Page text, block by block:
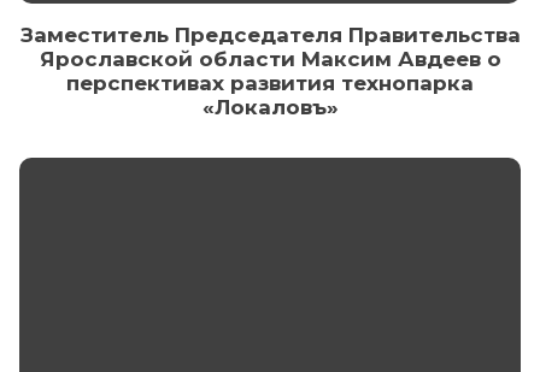
Заместитель Председателя Правительства
Ярославской области Максим Авдеев о
перспективах развития технопарка
«Локаловъ»